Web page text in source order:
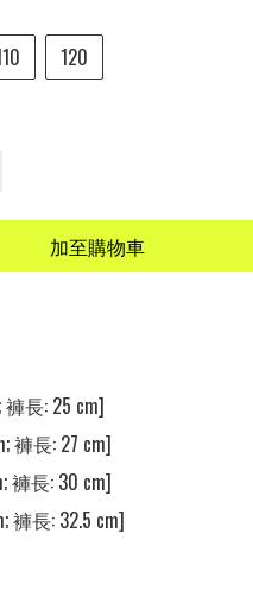
120
加至購物車
長: 25 cm]
褲長: 27 cm]
褲長: 30 cm]
褲長: 32.5 cm]